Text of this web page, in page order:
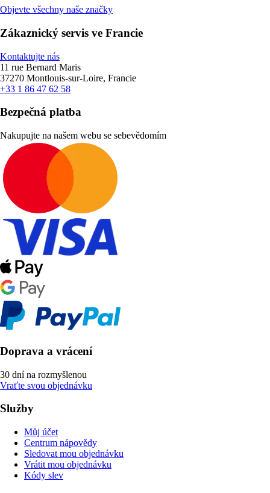
Objevte všechny naše značky
Zákaznický servis ve Francie
Kontaktujte nás
11 rue Bernard Maris
37270 Montlouis-sur-Loire, Francie
+33 1 86 47 62 58
Bezpečná platba
Nakupujte na našem webu se sebevědomím
Doprava a vrácení
30 dní na rozmyšlenou
Vraťte svou objednávku
Služby
Můj účet
Centrum nápovědy
Sledovat mou objednávku
Vrátit mou objednávku
Kódy slev